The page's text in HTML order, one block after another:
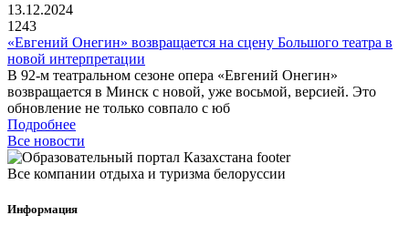
13.12.2024
1243
«Евгений Онегин» возвращается на сцену Большого театра в
новой интерпретации
В 92-м театральном сезоне опера «Евгений Онегин»
возвращается в Минск с новой, уже восьмой, версией. Это
обновление не только совпало с юб
Подробнее
Все новости
Все компании отдыха и туризма белоруссии
Информация